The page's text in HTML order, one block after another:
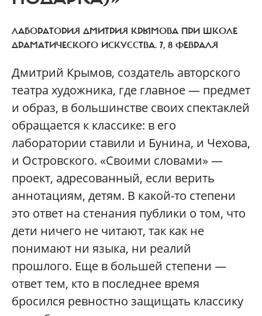
ЛАБОРАТОРИЯ ДМИТРИЯ КРЫМОВА ПРИ ШКОЛЕ
ДРАМАТИЧЕСКОГО ИСКУССТВА. 7, 8 ФЕВРАЛЯ
Дмитрий Крымов, создатель авторского
театра художника, где главное — предмет
и образ, в большинстве своих спектаклей
обращается к классике: в его
лаборатории ставили и Бунина, и Чехова,
и Островского. «Своими словами» —
проект, адресованный, если верить
аннотациям, детям. В какой-то степени
это ответ на стенания публики о том, что
дети ничего не читают, так как не
понимают ни языка, ни реалий
прошлого. Еще в большей степени —
ответ тем, кто в последнее время
бросился ревностно защищать классику